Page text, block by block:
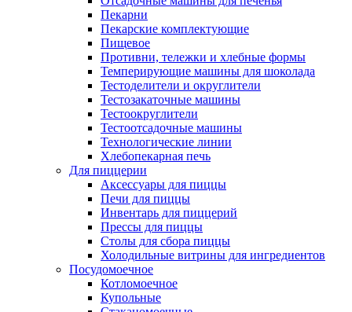
Пекарни
Пекарские комплектующие
Пищевое
Противни, тележки и хлебные формы
Темперирующие машины для шоколада
Тестоделители и округлители
Тестозакаточные машины
Тестоокруглители
Тестоотсадочные машины
Технологические линии
Хлебопекарная печь
Для пиццерии
Аксессуары для пиццы
Печи для пиццы
Инвентарь для пиццерий
Прессы для пиццы
Столы для сбора пиццы
Холодильные витрины для ингредиентов
Посудомоечное
Котломоечное
Купольные